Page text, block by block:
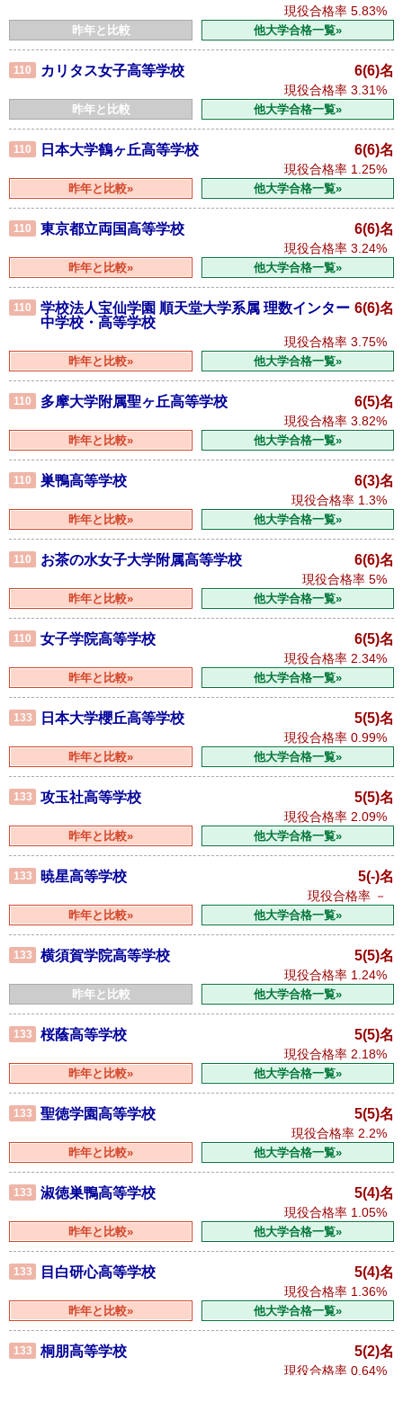
現役合格率 5.83%
昨年と比較 他大学合格一覧»
110 カリタス女子高等学校 6(6)名
現役合格率 3.31%
昨年と比較 他大学合格一覧»
110 日本大学鶴ヶ丘高等学校 6(6)名
現役合格率 1.25%
昨年と比較» 他大学合格一覧»
110 東京都立両国高等学校 6(6)名
現役合格率 3.24%
昨年と比較» 他大学合格一覧»
110
学校法人宝仙学園 順天堂大学系属 理数インター
中学校・高等学校
6(6)名
現役合格率 3.75%
昨年と比較» 他大学合格一覧»
110 多摩大学附属聖ヶ丘高等学校 6(5)名
現役合格率 3.82%
昨年と比較» 他大学合格一覧»
110 巣鴨高等学校 6(3)名
現役合格率 1.3%
昨年と比較» 他大学合格一覧»
110 お茶の水女子大学附属高等学校 6(6)名
現役合格率 5%
昨年と比較» 他大学合格一覧»
110 女子学院高等学校 6(5)名
現役合格率 2.34%
昨年と比較» 他大学合格一覧»
133 日本大学櫻丘高等学校 5(5)名
現役合格率 0.99%
昨年と比較» 他大学合格一覧»
133 攻玉社高等学校 5(5)名
現役合格率 2.09%
昨年と比較» 他大学合格一覧»
133 暁星高等学校 5(-)名
現役合格率 －
昨年と比較» 他大学合格一覧»
133 横須賀学院高等学校 5(5)名
現役合格率 1.24%
昨年と比較 他大学合格一覧»
133 桜蔭高等学校 5(5)名
現役合格率 2.18%
昨年と比較» 他大学合格一覧»
133 聖徳学園高等学校 5(5)名
現役合格率 2.2%
昨年と比較» 他大学合格一覧»
133 淑徳巣鴨高等学校 5(4)名
現役合格率 1.05%
昨年と比較» 他大学合格一覧»
133 目白研心高等学校 5(4)名
現役合格率 1.36%
昨年と比較» 他大学合格一覧»
133 桐朋高等学校 5(2)名
現役合格率 0.64%